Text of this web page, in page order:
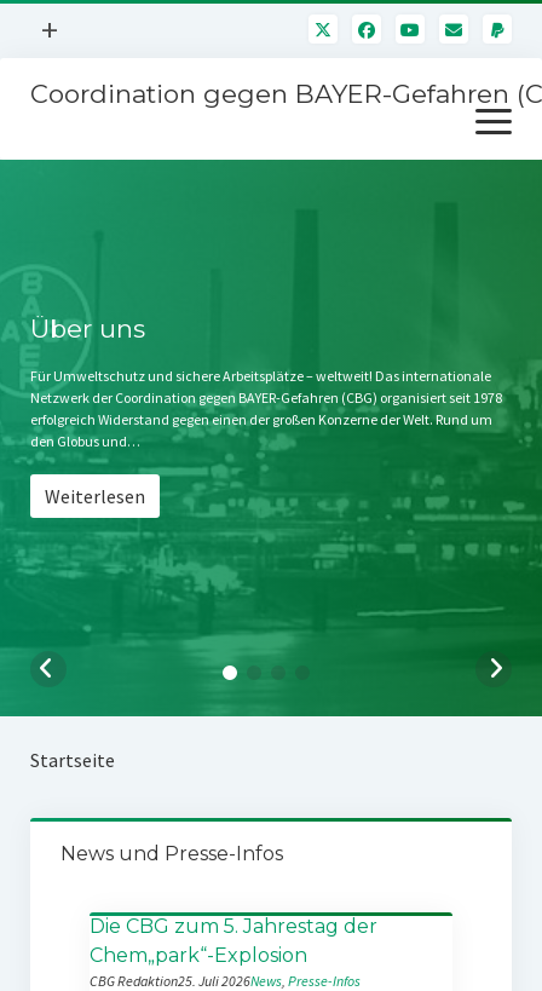
Menü
+
Mitmachen
Kontakt
Impressum
Störfälle
Coordination gegen BAYER-Gefahren
Menü
öffnen
Stichwort BAYER
Jahrestagung
SPENDEN
Über uns
Für Umweltschutz und sichere Arbeitsplätze – weltweit! Das internationale
Netzwerk der Coordination gegen BAYER-Gefahren (CBG) organisiert seit 1978
erfolgreich Widerstand gegen einen der großen Konzerne der Welt. Rund um
den Globus und…
Weiterlesen
Startseite
News und Presse-Infos
Die CBG zum 5. Jahrestag der
Chem„park“-Explosion
CBG Redaktion25. Juli 2026News, Presse-Infos